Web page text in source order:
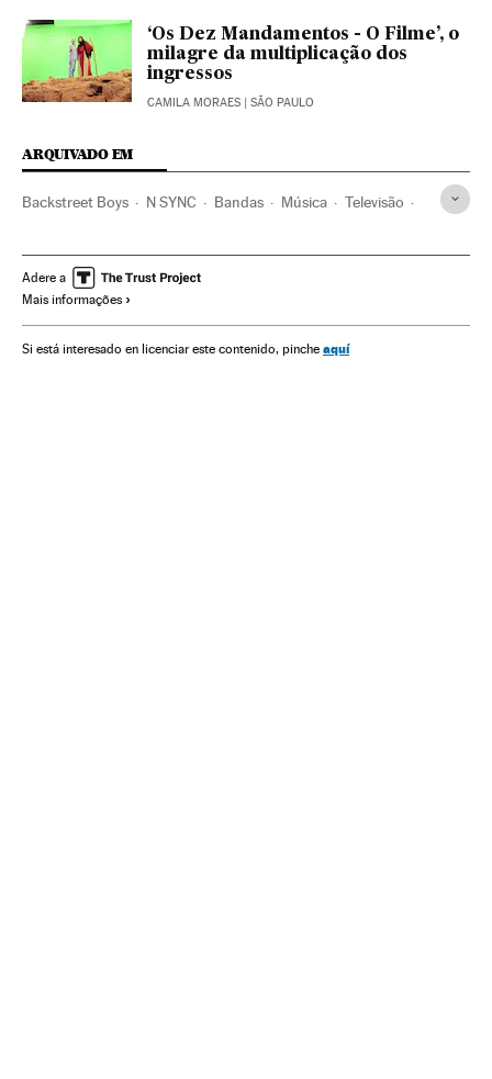
‘Os Dez Mandamentos - O Filme’, o
milagre da multiplicação dos
ingressos
CAMILA MORAES | SÃO PAULO
ARQUIVADO EM
Backstreet Boys N SYNC Bandas Música Televisão
Adere a
Mais informações
Si está interesado en licenciar este contenido, pinche aquí